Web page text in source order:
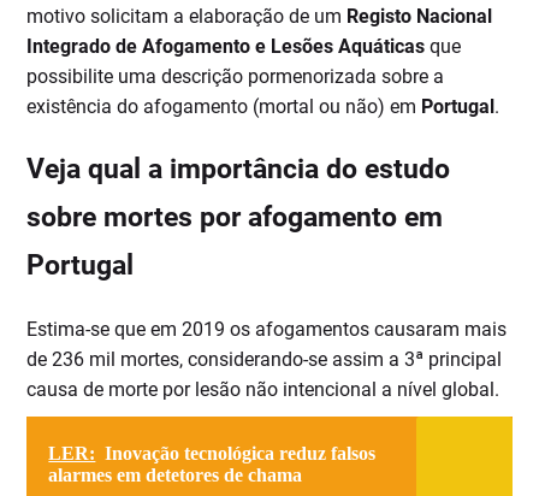
motivo solicitam a elaboração de um Registo Nacional
Integrado de Afogamento e Lesões Aquáticas que
possibilite uma descrição pormenorizada sobre a
existência do afogamento (mortal ou não) em Portugal.
Veja qual a importância do estudo
sobre mortes por afogamento em
Portugal
Estima-se que em 2019 os afogamentos causaram mais
de 236 mil mortes, considerando-se assim a 3ª principal
causa de morte por lesão não intencional a nível global.
LER: Inovação tecnológica reduz falsos
alarmes em detetores de chama